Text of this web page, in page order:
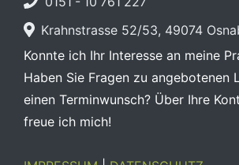
Krahnstrasse 52/53, 49074
Konnte ich Ihr Interesse an meine
Haben Sie Fragen zu angebotenen
einen Terminwunsch? Über Ihre
freue ich mich!